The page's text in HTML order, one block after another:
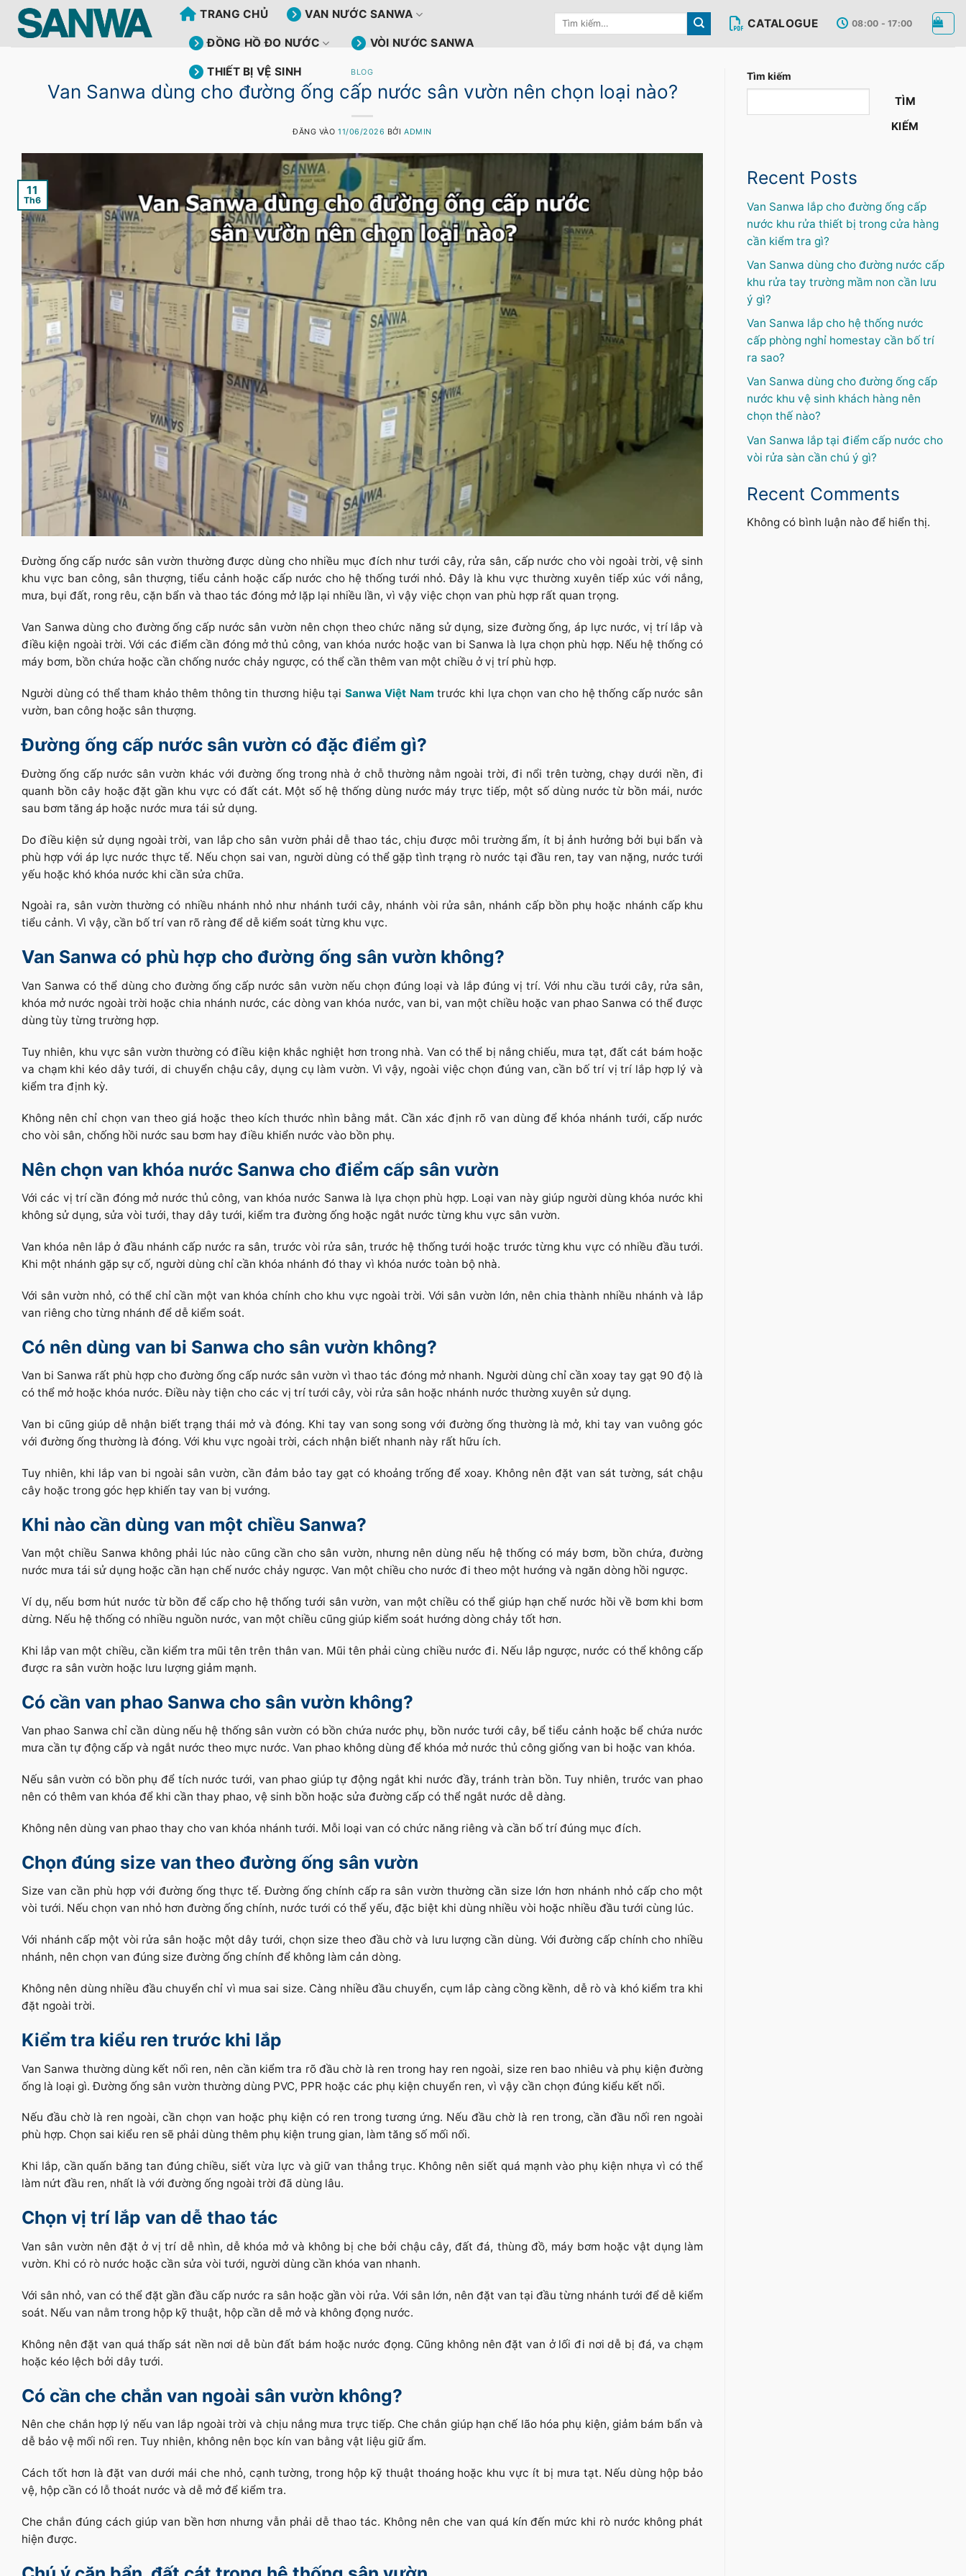
qua
TRANG CHỦ VAN NƯỚC SANWA
ĐỒNG HỒ ĐO NƯỚC VÒI NƯỚC SANWA
THIẾT BỊ VỆ SINH
Tìm
CATALOGUE 08:00 - 17:00
BLOG
Van Sanwa dùng cho đường ống cấp nước sân vườn nên chọn loại nào?
ĐĂNG VÀO11/06/2026 BỞIADMIN
11
Th6
Đường ống cấp nước sân vườn thường được dùng cho nhiều mục đích như tưới cây, rửa sân, cấp nước cho vòi ngoài trời, vệ sinh
khu vực ban công, sân thượng, tiểu cảnh hoặc cấp nước cho hệ thống tưới nhỏ. Đây là khu vực thường xuyên tiếp xúc với nắng,
mưa, bụi đất, rong rêu, cặn bẩn và thao tác đóng mở lặp lại nhiều lần, vì vậy việc chọn van phù hợp rất quan trọng.
Van Sanwa dùng cho đường ống cấp nước sân vườn nên chọn theo chức năng sử dụng, size đường ống, áp lực nước, vị trí lắp và
điều kiện ngoài trời. Với các điểm cần đóng mở thủ công, van khóa nước hoặc van bi Sanwa là lựa chọn phù hợp. Nếu hệ thống có
máy bơm, bồn chứa hoặc cần chống nước chảy ngược, có thể cần thêm van một chiều ở vị trí phù hợp.
Người dùng có thể tham khảo thêm thông tin thương hiệu tại Sanwa Việt Nam trước khi lựa chọn van cho hệ thống cấp nước sân
vườn, ban công hoặc sân thượng.
Đường ống cấp nước sân vườn có đặc điểm gì?
Đường ống cấp nước sân vườn khác với đường ống trong nhà ở chỗ thường nằm ngoài trời, đi nổi trên tường, chạy dưới nền, đi
quanh bồn cây hoặc đặt gần khu vực có đất cát. Một số hệ thống dùng nước máy trực tiếp, một số dùng nước từ bồn mái, nước
sau bơm tăng áp hoặc nước mưa tái sử dụng.
Do điều kiện sử dụng ngoài trời, van lắp cho sân vườn phải dễ thao tác, chịu được môi trường ẩm, ít bị ảnh hưởng bởi bụi bẩn và
phù hợp với áp lực nước thực tế. Nếu chọn sai van, người dùng có thể gặp tình trạng rò nước tại đầu ren, tay van nặng, nước tưới
yếu hoặc khó khóa nước khi cần sửa chữa.
Ngoài ra, sân vườn thường có nhiều nhánh nhỏ như nhánh tưới cây, nhánh vòi rửa sân, nhánh cấp bồn phụ hoặc nhánh cấp khu
tiểu cảnh. Vì vậy, cần bố trí van rõ ràng để dễ kiểm soát từng khu vực.
Van Sanwa có phù hợp cho đường ống sân vườn không?
Van Sanwa có thể dùng cho đường ống cấp nước sân vườn nếu chọn đúng loại và lắp đúng vị trí. Với nhu cầu tưới cây, rửa sân,
khóa mở nước ngoài trời hoặc chia nhánh nước, các dòng van khóa nước, van bi, van một chiều hoặc van phao Sanwa có thể được
dùng tùy từng trường hợp.
Tuy nhiên, khu vực sân vườn thường có điều kiện khắc nghiệt hơn trong nhà. Van có thể bị nắng chiếu, mưa tạt, đất cát bám hoặc
va chạm khi kéo dây tưới, di chuyển chậu cây, dụng cụ làm vườn. Vì vậy, ngoài việc chọn đúng van, cần bố trí vị trí lắp hợp lý và
kiểm tra định kỳ.
Không nên chỉ chọn van theo giá hoặc theo kích thước nhìn bằng mắt. Cần xác định rõ van dùng để khóa nhánh tưới, cấp nước
cho vòi sân, chống hồi nước sau bơm hay điều khiển nước vào bồn phụ.
Nên chọn van khóa nước Sanwa cho điểm cấp sân vườn
Với các vị trí cần đóng mở nước thủ công, van khóa nước Sanwa là lựa chọn phù hợp. Loại van này giúp người dùng khóa nước khi
không sử dụng, sửa vòi tưới, thay dây tưới, kiểm tra đường ống hoặc ngắt nước từng khu vực sân vườn.
Van khóa nên lắp ở đầu nhánh cấp nước ra sân, trước vòi rửa sân, trước hệ thống tưới hoặc trước từng khu vực có nhiều đầu tưới.
Khi một nhánh gặp sự cố, người dùng chỉ cần khóa nhánh đó thay vì khóa nước toàn bộ nhà.
Với sân vườn nhỏ, có thể chỉ cần một van khóa chính cho khu vực ngoài trời. Với sân vườn lớn, nên chia thành nhiều nhánh và lắp
van riêng cho từng nhánh để dễ kiểm soát.
Có nên dùng van bi Sanwa cho sân vườn không?
Van bi Sanwa rất phù hợp cho đường ống cấp nước sân vườn vì thao tác đóng mở nhanh. Người dùng chỉ cần xoay tay gạt 90 độ là
có thể mở hoặc khóa nước. Điều này tiện cho các vị trí tưới cây, vòi rửa sân hoặc nhánh nước thường xuyên sử dụng.
Van bi cũng giúp dễ nhận biết trạng thái mở và đóng. Khi tay van song song với đường ống thường là mở, khi tay van vuông góc
với đường ống thường là đóng. Với khu vực ngoài trời, cách nhận biết nhanh này rất hữu ích.
Tuy nhiên, khi lắp van bi ngoài sân vườn, cần đảm bảo tay gạt có khoảng trống để xoay. Không nên đặt van sát tường, sát chậu
cây hoặc trong góc hẹp khiến tay van bị vướng.
Khi nào cần dùng van một chiều Sanwa?
Van một chiều Sanwa không phải lúc nào cũng cần cho sân vườn, nhưng nên dùng nếu hệ thống có máy bơm, bồn chứa, đường
nước mưa tái sử dụng hoặc cần hạn chế nước chảy ngược. Van một chiều cho nước đi theo một hướng và ngăn dòng hồi ngược.
Ví dụ, nếu bơm hút nước từ bồn để cấp cho hệ thống tưới sân vườn, van một chiều có thể giúp hạn chế nước hồi về bơm khi bơm
dừng. Nếu hệ thống có nhiều nguồn nước, van một chiều cũng giúp kiểm soát hướng dòng chảy tốt hơn.
Khi lắp van một chiều, cần kiểm tra mũi tên trên thân van. Mũi tên phải cùng chiều nước đi. Nếu lắp ngược, nước có thể không cấp
được ra sân vườn hoặc lưu lượng giảm mạnh.
Có cần van phao Sanwa cho sân vườn không?
Van phao Sanwa chỉ cần dùng nếu hệ thống sân vườn có bồn chứa nước phụ, bồn nước tưới cây, bể tiểu cảnh hoặc bể chứa nước
mưa cần tự động cấp và ngắt nước theo mực nước. Van phao không dùng để khóa mở nước thủ công giống van bi hoặc van khóa.
Nếu sân vườn có bồn phụ để tích nước tưới, van phao giúp tự động ngắt khi nước đầy, tránh tràn bồn. Tuy nhiên, trước van phao
nên có thêm van khóa để khi cần thay phao, vệ sinh bồn hoặc sửa đường cấp có thể ngắt nước dễ dàng.
Không nên dùng van phao thay cho van khóa nhánh tưới. Mỗi loại van có chức năng riêng và cần bố trí đúng mục đích.
Chọn đúng size van theo đường ống sân vườn
Size van cần phù hợp với đường ống thực tế. Đường ống chính cấp ra sân vườn thường cần size lớn hơn nhánh nhỏ cấp cho một
vòi tưới. Nếu chọn van nhỏ hơn đường ống chính, nước tưới có thể yếu, đặc biệt khi dùng nhiều vòi hoặc nhiều đầu tưới cùng lúc.
Với nhánh cấp một vòi rửa sân hoặc một dây tưới, chọn size theo đầu chờ và lưu lượng cần dùng. Với đường cấp chính cho nhiều
nhánh, nên chọn van đúng size đường ống chính để không làm cản dòng.
Không nên dùng nhiều đầu chuyển chỉ vì mua sai size. Càng nhiều đầu chuyển, cụm lắp càng cồng kềnh, dễ rò và khó kiểm tra khi
đặt ngoài trời.
Kiểm tra kiểu ren trước khi lắp
Van Sanwa thường dùng kết nối ren, nên cần kiểm tra rõ đầu chờ là ren trong hay ren ngoài, size ren bao nhiêu và phụ kiện đường
ống là loại gì. Đường ống sân vườn thường dùng PVC, PPR hoặc các phụ kiện chuyển ren, vì vậy cần chọn đúng kiểu kết nối.
Nếu đầu chờ là ren ngoài, cần chọn van hoặc phụ kiện có ren trong tương ứng. Nếu đầu chờ là ren trong, cần đầu nối ren ngoài
phù hợp. Chọn sai kiểu ren sẽ phải dùng thêm phụ kiện trung gian, làm tăng số mối nối.
Khi lắp, cần quấn băng tan đúng chiều, siết vừa lực và giữ van thẳng trục. Không nên siết quá mạnh vào phụ kiện nhựa vì có thể
làm nứt đầu ren, nhất là với đường ống ngoài trời đã dùng lâu.
Chọn vị trí lắp van dễ thao tác
Van sân vườn nên đặt ở vị trí dễ nhìn, dễ khóa mở và không bị che bởi chậu cây, đất đá, thùng đồ, máy bơm hoặc vật dụng làm
vườn. Khi có rò nước hoặc cần sửa vòi tưới, người dùng cần khóa van nhanh.
Với sân nhỏ, van có thể đặt gần đầu cấp nước ra sân hoặc gần vòi rửa. Với sân lớn, nên đặt van tại đầu từng nhánh tưới để dễ kiểm
soát. Nếu van nằm trong hộp kỹ thuật, hộp cần dễ mở và không đọng nước.
Không nên đặt van quá thấp sát nền nơi dễ bùn đất bám hoặc nước đọng. Cũng không nên đặt van ở lối đi nơi dễ bị đá, va chạm
hoặc kéo lệch bởi dây tưới.
Có cần che chắn van ngoài sân vườn không?
Nên che chắn hợp lý nếu van lắp ngoài trời và chịu nắng mưa trực tiếp. Che chắn giúp hạn chế lão hóa phụ kiện, giảm bám bẩn và
dễ bảo vệ mối nối ren. Tuy nhiên, không nên bọc kín van bằng vật liệu giữ ẩm.
Cách tốt hơn là đặt van dưới mái che nhỏ, cạnh tường, trong hộp kỹ thuật thoáng hoặc khu vực ít bị mưa tạt. Nếu dùng hộp bảo
vệ, hộp cần có lỗ thoát nước và dễ mở để kiểm tra.
Che chắn đúng cách giúp van bền hơn nhưng vẫn phải dễ thao tác. Không nên che van quá kín đến mức khi rò nước không phát
hiện được.
Tìm kiếm
TÌM
KIẾM
Recent Posts
Van Sanwa lắp cho đường ống cấp
nước khu rửa thiết bị trong cửa hàng
cần kiểm tra gì?
Van Sanwa dùng cho đường nước cấp
khu rửa tay trường mầm non cần lưu
ý gì?
Van Sanwa lắp cho hệ thống nước
cấp phòng nghỉ homestay cần bố trí
ra sao?
Van Sanwa dùng cho đường ống cấp
nước khu vệ sinh khách hàng nên
chọn thế nào?
Van Sanwa lắp tại điểm cấp nước cho
vòi rửa sàn cần chú ý gì?
Recent Comments
Không có bình luận nào để hiển thị.